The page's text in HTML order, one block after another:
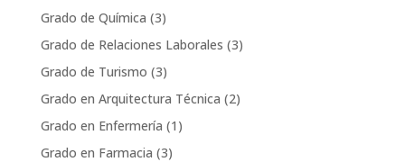
Grado de Química (3)
Grado de Relaciones Laborales (3)
Grado de Turismo (3)
Grado en Arquitectura Técnica (2)
Grado en Enfermería (1)
Grado en Farmacia (3)